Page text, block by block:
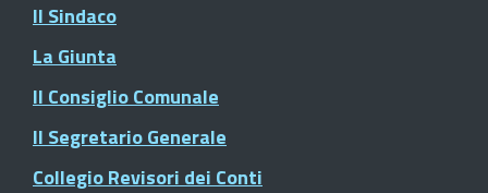
Il Sindaco
La Giunta
Il Consiglio Comunale
Il Segretario Generale
Collegio Revisori dei Conti